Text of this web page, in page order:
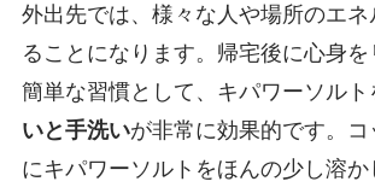
外出先では、様々な人や場所のエ
ることになります。帰宅後に心身を
簡単な習慣として、キパワーソルト
いと手洗いが非常に効果的です。
にキパワーソルトをほんの少し溶